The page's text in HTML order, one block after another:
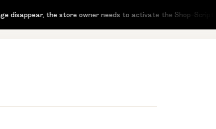
the store owner needs to activate the Shop-Script